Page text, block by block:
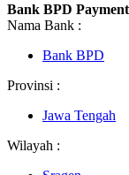
Bank BPD
Nama Bank :
Bank BPD
Provinsi :
Jawa Tengah
Wilayah :